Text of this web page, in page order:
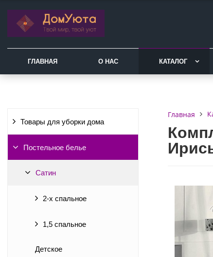
ГЛАВНАЯ О НАС КАТАЛОГ
Товары для уборки дома
Постельное белье
Сатин
2-х спальное
1,5 спальное
Детское
Главная